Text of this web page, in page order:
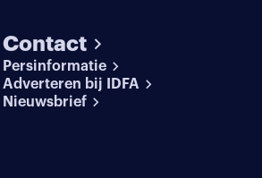
Contact
Persinformatie
Adverteren bij IDFA
Nieuwsbrief